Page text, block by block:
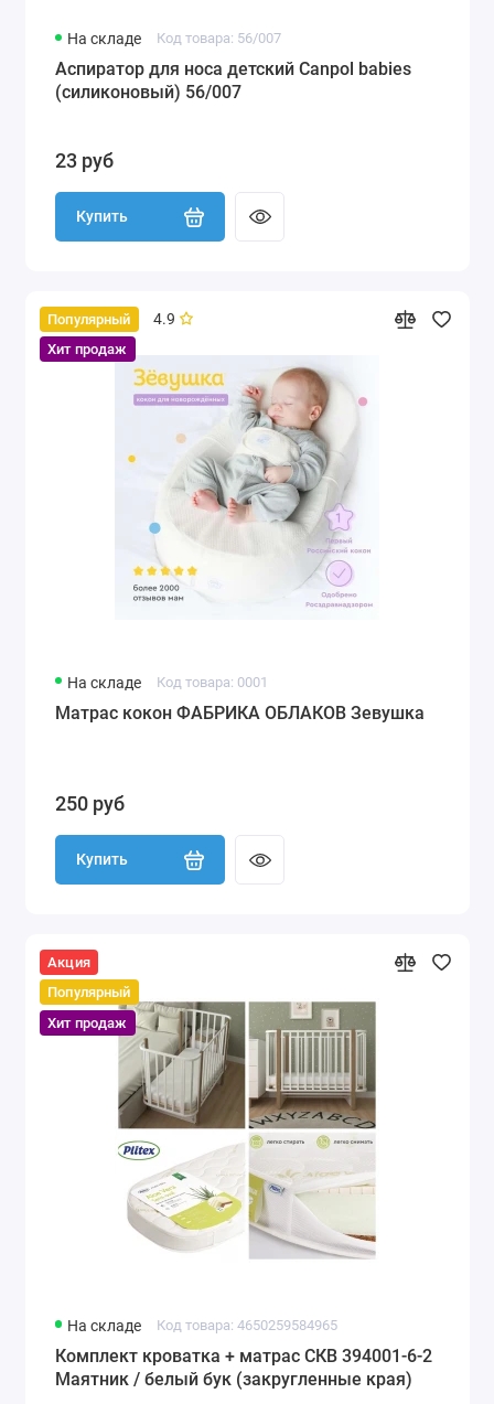
На складе Код товара: 56/007
Аспиратор для носа детский Canpol babies
(силиконовый) 56/007
23 руб
Купить
Популярный
Хит продаж
4.9
На складе Код товара: 0001
Матрас кокон ФАБРИКА ОБЛАКОВ Зевушка
250 руб
Купить
Акция
Популярный
Хит продаж
На складе Код товара: 4650259584965
Комплект кроватка + матрас СКВ 394001-6-2
Маятник / белый бук (закругленные края)